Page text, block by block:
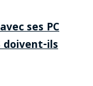
ses PC
doivent-ils